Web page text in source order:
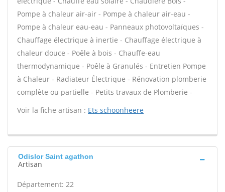
Pompe à chaleur air-air - Pompe à chaleur air-eau -
Pompe à chaleur eau-eau - Panneaux photovoltaïques -
Chauffage électrique à inertie - Chauffage électrique à
chaleur douce - Poêle à bois - Chauffe-eau
thermodynamique - Poêle à Granulés - Entretien Pompe
à Chaleur - Radiateur Électrique - Rénovation plomberie
complète ou partielle - Petits travaux de Plomberie -
Voir la fiche artisan : Ets schoonheere
Odislor Saint agathon
Artisan
Département: 22